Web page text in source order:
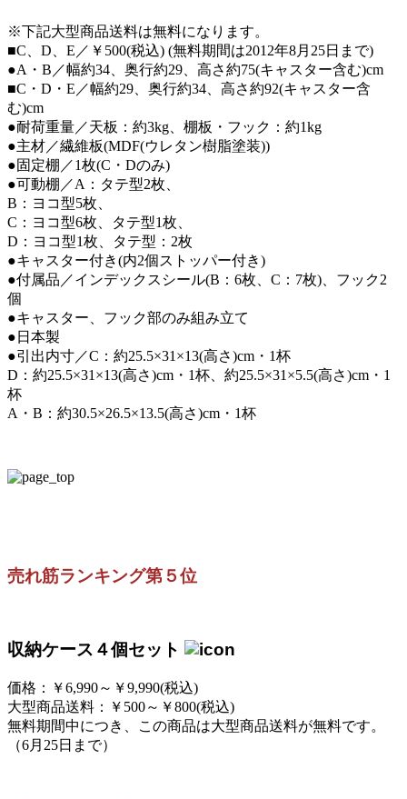
※下記大型商品送料は無料になります。
■C、D、E／￥500(税込) (無料期間は2012年8月25日まで)
●A・B／幅約34、奥行約29、高さ約75(キャスター含む)cm
■C・D・E／幅約29、奥行約34、高さ約92(キャスター含
む)cm
●耐荷重量／天板：約3kg、棚板・フック：約1kg
●主材／繊維板(MDF(ウレタン樹脂塗装))
●固定棚／1枚(C・Dのみ)
●可動棚／A：タテ型2枚、
B：ヨコ型5枚、
C：ヨコ型6枚、タテ型1枚、
D：ヨコ型1枚、タテ型：2枚
●キャスター付き(内2個ストッパー付き)
●付属品／インデックスシール(B：6枚、C：7枚)、フック2
個
●キャスター、フック部のみ組み立て
●日本製
●引出内寸／C：約25.5×31×13(高さ)cm・1杯
D：約25.5×31×13(高さ)cm・1杯、約25.5×31×5.5(高さ)cm・1
杯
A・B：約30.5×26.5×13.5(高さ)cm・1杯
売れ筋ランキング第５位
収納ケース４個セット
価格：￥6,990～￥9,990(税込)
大型商品送料：￥500～￥800(税込)
無料期間中につき、この商品は大型商品送料が無料です。
（6月25日まで）